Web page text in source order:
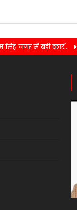
उधम सिंह नगर में बड़ी कार्रवाई, तीन अवैध धार्मिक ढांचे ध्वस्त….